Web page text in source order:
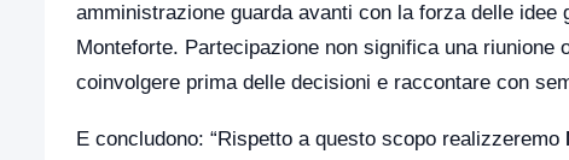
amministrazione guarda avanti con la forza delle
Monteforte. Partecipazione non significa una
coinvolgere prima delle decisioni e raccontare con
E concludono: “Rispetto a questo scopo realizzeremo